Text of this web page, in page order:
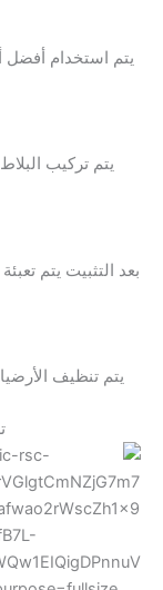
يتم استخدام أفضل
يتم تركيب
بعد التثبيت يتم
يتم تنظيف